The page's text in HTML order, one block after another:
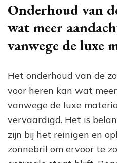
Onderhoud van
wat meer
vanwege de luxe
Het onderhoud van de
voor heren kan wat
vanwege de luxe
vervaardigd. Het is
zijn bij het reinigen en
zonnebril om ervoor te